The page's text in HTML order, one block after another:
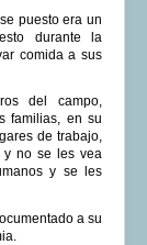
puesto era un
durante la
comida a sus
del campo,
familias, en su
de trabajo,
y no se les vea
y se les
a su